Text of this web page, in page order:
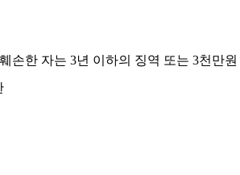
손한 자는 3년 이하의 징역 또는 3천만